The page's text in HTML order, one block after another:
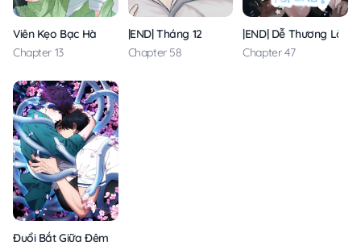
Viên Kẹo Bạc Hà
Chapter 13
|END| Tháng 12
Chapter 58
|END| Dễ Thương Là
Chapter 47
Đuổi Bắt Giữa Đêm Ngọt Ngào